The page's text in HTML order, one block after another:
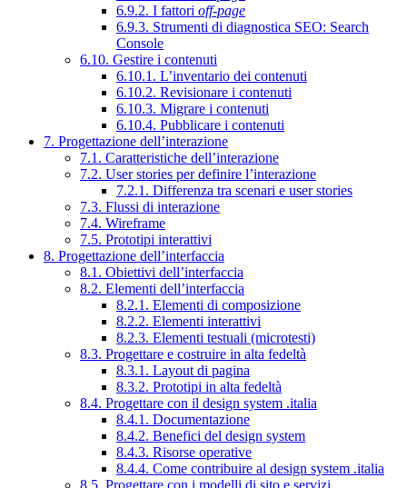
6.9.2. I fattori off-page
6.9.3. Strumenti di diagnostica SEO: Search
Console
6.10. Gestire i contenuti
6.10.1. L’inventario dei contenuti
6.10.2. Revisionare i contenuti
6.10.3. Migrare i contenuti
6.10.4. Pubblicare i contenuti
7. Progettazione dell’interazione
7.1. Caratteristiche dell’interazione
7.2. User stories per definire l’interazione
7.2.1. Differenza tra scenari e user stories
7.3. Flussi di interazione
7.4. Wireframe
7.5. Prototipi interattivi
8. Progettazione dell’interfaccia
8.1. Obiettivi dell’interfaccia
8.2. Elementi dell’interfaccia
8.2.1. Elementi di composizione
8.2.2. Elementi interattivi
8.2.3. Elementi testuali (microtesti)
8.3. Progettare e costruire in alta fedeltà
8.3.1. Layout di pagina
8.3.2. Prototipi in alta fedeltà
8.4. Progettare con il design system .italia
8.4.1. Documentazione
8.4.2. Benefici del design system
8.4.3. Risorse operative
8.4.4. Come contribuire al design system .italia
8.5. Progettare con i modelli di sito e servizi